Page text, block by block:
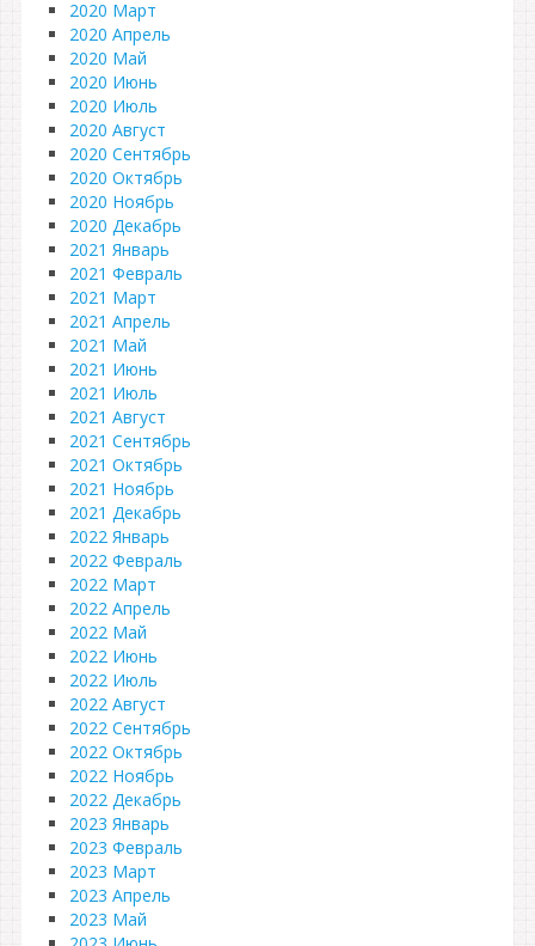
2020 Март
2020 Апрель
2020 Май
2020 Июнь
2020 Июль
2020 Август
2020 Сентябрь
2020 Октябрь
2020 Ноябрь
2020 Декабрь
2021 Январь
2021 Февраль
2021 Март
2021 Апрель
2021 Май
2021 Июнь
2021 Июль
2021 Август
2021 Сентябрь
2021 Октябрь
2021 Ноябрь
2021 Декабрь
2022 Январь
2022 Февраль
2022 Март
2022 Апрель
2022 Май
2022 Июнь
2022 Июль
2022 Август
2022 Сентябрь
2022 Октябрь
2022 Ноябрь
2022 Декабрь
2023 Январь
2023 Февраль
2023 Март
2023 Апрель
2023 Май